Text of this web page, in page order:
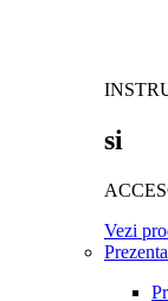
si
Vezi